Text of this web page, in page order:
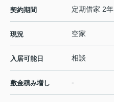
契約期間 定期借家 2年
現況 空家
入居可能日 相談
敷金積み増し -